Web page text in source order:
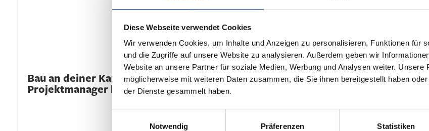
Diese Webseite verwendet Cookies
Wir verwenden Cookies, um Inhalte und Anzeigen zu personalisieren, Funktionen für
und die Zugriffe auf unsere Website zu analysieren. Außerdem geben wir
Website an unsere Partner für soziale Medien, Werbung und Analysen weiter. Unsere
möglicherweise mit weiteren Daten zusammen, die Sie ihnen bereitgestellt haben
der Dienste gesammelt haben.
Notwendig
Präferenzen Statistiken
Die Rolle von
Bau an deiner Karriere – als
Projektmanager bei DEPENBROCK!